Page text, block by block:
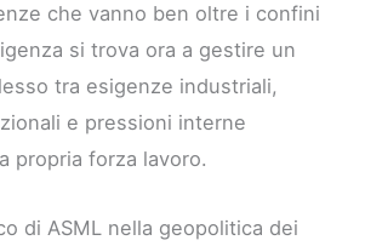
che vanno ben oltre i confini
si trova ora a gestire un
tra esigenze industriali,
e pressioni interne
propria forza lavoro.
di ASML nella geopolitica dei